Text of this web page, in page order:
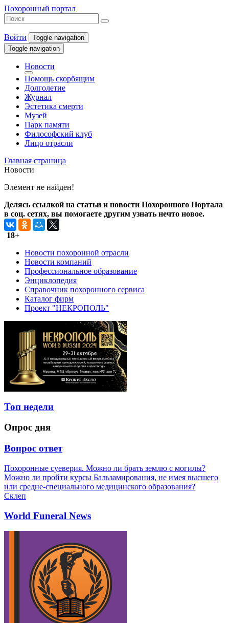
Похоронный портал
Войти
Toggle navigation
Toggle navigation
Новости
Помощь скорбящим
Долголетие
Журнал
Эстетика смерти
Музей
Парк памяти
Философский клуб
Лицо отрасли
Главная страница
Новости
Элемент не найден!
Делясь ссылкой на статьи и новости Похоронного Портала
в соц. сетях, вы помогаете другим узнать нечто новое.
18+
Новости похоронной отрасли
Новости компаний
Профессиональное образование
Энциклопедия
Справочник похоронного сервиса
Каталог фирм
Проект "НЕКРОПОЛЬ"
Топ недели
Опрос дня
Вопрос ответ
Похоронные суеверия. Можно ли брать землю с могилы?
Можно ли пройти курсы Бальзамирования, не имея высшего
или средне-специального медицинского образования?
Склеп
World Funeral News